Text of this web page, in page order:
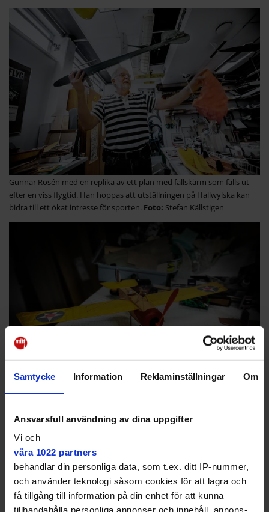
Samtycke Information Reklaminställningar Om
Ansvarsfull användning av dina uppgifter
Vi och
våra 1022 partners
behandlar din personliga data, som t.ex. ditt IP-nummer,
och använder teknologi såsom cookies för att lagra och
få tillgång till information på din enhet för att kunna
tillhandahålla personliga annonser och innehåll, annons-
Gunnar Rosén med en replika av ett plan med fallskärm som fälls ut
efter en viss flygtid. Han hoppas att utställningen på Hallwylska kan
bidra till ett ökat intresse för sporten.
Stefan Källstigen
Ett modellflygplan kan ta allt från två till 400 timmar att färdigställa.
är liten, men inte obefintlig, säger han. Själv byggde
Gunnar plan som grabb, det var en stor hobby bland
ungdomar under 60- och 70-talet. Sen kom livet
emellan.
– När jag fyllde 40 fick jag en byggsats i